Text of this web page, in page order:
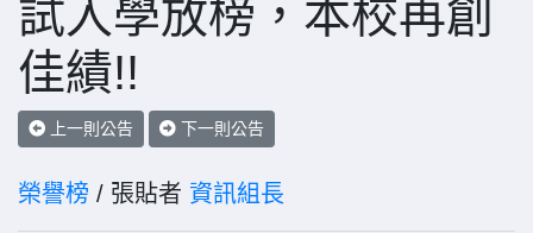
試入學放榜，本校再創
佳績!!
上一則公告 下一則公告
榮譽榜 / 張貼者 資訊組長